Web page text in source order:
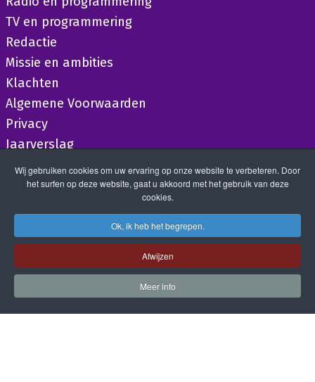
TV en programmering
Redactie
Missie en ambities
Klachten
Algemene Voorwaarden
Privacy
Jaarverslag
Wij gebruiken cookies om uw ervaring op onze website te verbeteren. Door
het surfen op deze website, gaat u akkoord met het gebruik van deze
cookies.
Ok, ik heb het begrepen.
Afwijzen
Meer info